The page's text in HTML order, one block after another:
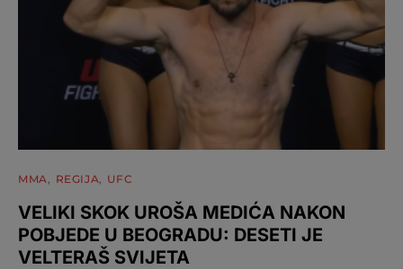
MMA REGIJA UFC
VELIKI SKOK UROŠA MEDIĆA NAKON
POBJEDE U BEOGRADU: DESETI JE
VELTERAŠ SVIJETA